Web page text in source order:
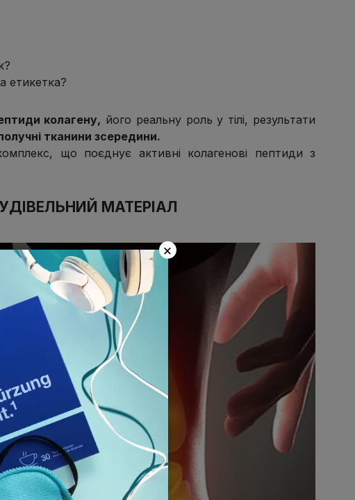
етикетка?
колагену, його реальну роль у тілі, результати
тканини зсередини.
що поєднує активні колагенові пептиди з
МАТЕРІАЛ
×